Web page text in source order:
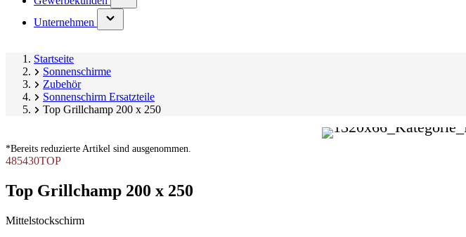
submenu)
Unternehmen
(has
submenu)
Startseite
Sonnenschirme
Zubehör
Sonnenschirm Ersatzteile
Top Grillchamp 200 x 250
*Bereits reduzierte Artikel sind ausgenommen.
485430TOP
Top Grillchamp 200 x 250
Mittelstockschirm